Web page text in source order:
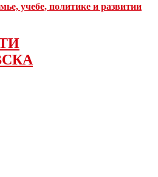
учебе, политике и развитии